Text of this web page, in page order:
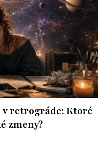
retrográde: Ktoré
zmeny?